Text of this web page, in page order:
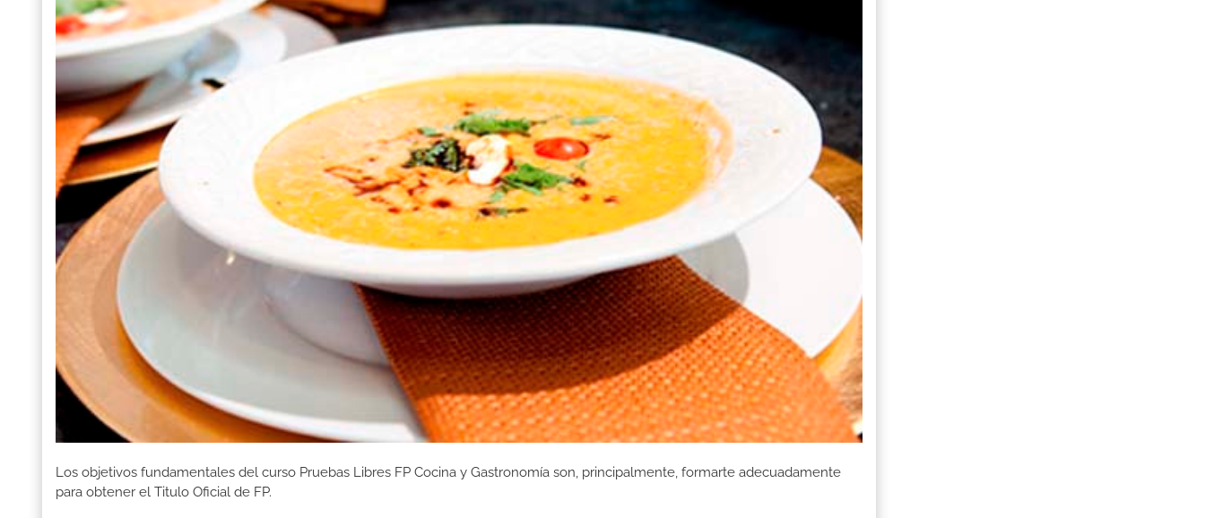
Los objetivos fundamentales del curso Pruebas Libres FP Cocina y Gastronomía son, principalmente, formarte adecuadamente
para obtener el Titulo Oficial de FP.